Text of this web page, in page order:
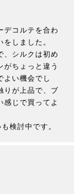
デコルテを合わ
しました。
、シルクは初め
がちょっと違う
よい機会でし
りが上品で、ブ
感じで買ってよ
検討中です。